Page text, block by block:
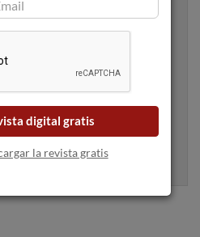
como este en tu
spam.
digital gratis
la revista gratis